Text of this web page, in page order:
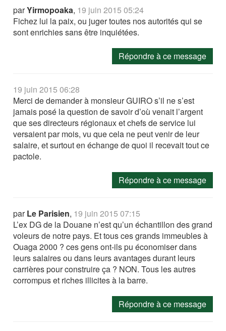
parYirmopoaka, 19 juin 2015 05:24
Fichez lui la paix, ou juger toutes nos autorités qui se
sont enrichies sans être inquiétées.
Répondre à ce message
19 juin 2015 06:28
Merci de demander à monsieur GUIRO s’il ne s’est
jamais posé la question de savoir d’où venait l’argent
que ses directeurs régionaux et chefs de service lui
versaient par mois, vu que cela ne peut venir de leur
salaire, et surtout en échange de quoi il recevait tout ce
pactole.
Répondre à ce message
parLe Parisien, 19 juin 2015 07:15
L’ex DG de la Douane n’est qu’un échantillon des grand
voleurs de notre pays. Et tous ces grands immeubles à
Ouaga 2000 ? ces gens ont-ils pu économiser dans
leurs salaires ou dans leurs avantages durant leurs
carrières pour construire ça ? NON. Tous les autres
corrompus et riches illicites à la barre.
Répondre à ce message